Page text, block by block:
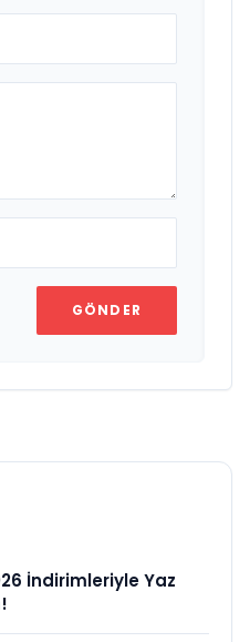
GÖNDER
İndirimleriyle Yaz